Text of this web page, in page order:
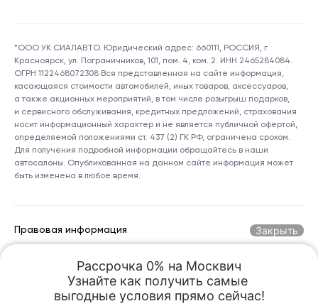
*ООО УК СИАЛАВТО. Юридический адрес: 660111, РОССИЯ, г.
Красноярск, ул. Пограничников, 101, пом. 4, ком. 2. ИНН 2465284084.
ОГРН 1122468072308 Вся представленная на сайте информация,
касающаяся стоимости автомобилей, иных товаров, аксессуаров,
а также акционных мероприятий, в том числе розыгрыш подарков,
и сервисного обслуживания, кредитных предложений, страхования
носит информационный характер и не является публичной офертой,
определяемой положениями ст. 437 (2) ГК РФ, ограничена сроком.
Для получения подробной информации обращайтесь в наши
автосалоны. Опубликованная на данном сайте информация может
быть изменена в любое время.
Правовая информация
Горячая линия по номеру:+7 (800) 250-06-70
Адрес электронной почты: kreception@sialauto.ru
Закрыть
Рассрочка 0% на Москвич
Узнайте как получить самые
выгодные условия прямо сейчас!